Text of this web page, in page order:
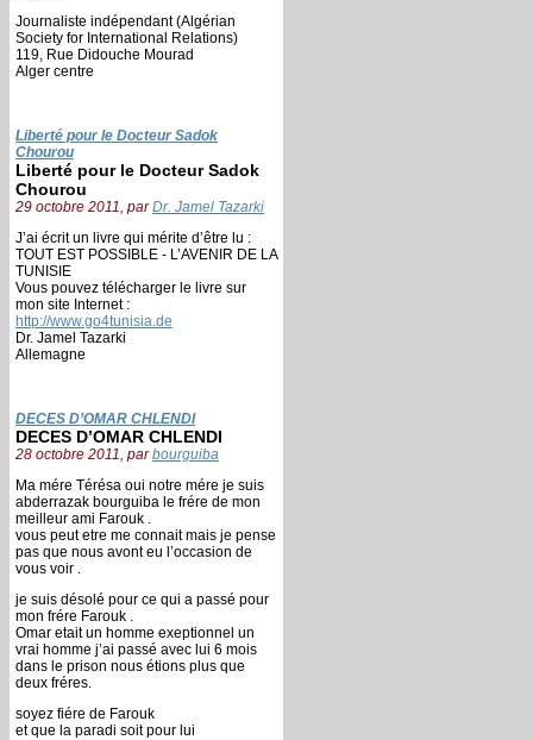
Journaliste indépendant (Algérian
Society for International Relations)
119, Rue Didouche Mourad
Alger centre
Liberté pour le Docteur Sadok
Chourou
Liberté pour le Docteur Sadok
Chourou
29 octobre 2011, parDr. Jamel Tazarki
J’ai écrit un livre qui mérite d’être lu :
TOUT EST POSSIBLE - L’AVENIR DE LA
TUNISIE
Vous pouvez télécharger le livre sur
mon site Internet :
http://www.go4tunisia.de
Dr. Jamel Tazarki
Allemagne
DECES D’OMAR CHLENDI
DECES D’OMAR CHLENDI
28 octobre 2011, parbourguiba
Ma mére Térésa oui notre mére je suis
abderrazak bourguiba le frére de mon
meilleur ami Farouk .
vous peut etre me connait mais je pense
pas que nous avont eu l’occasion de
vous voir .
je suis désolé pour ce qui a passé pour
mon frére Farouk .
Omar etait un homme exeptionnel un
vrai homme j’ai passé avec lui 6 mois
dans le prison nous étions plus que
deux fréres.
soyez fiére de Farouk
et que la paradi soit pour lui